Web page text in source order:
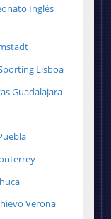
Inglês
Lisboa
Guadalajara
Verona